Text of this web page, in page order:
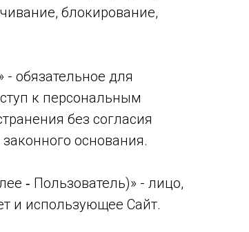
блокирование,
обязательное для
к персональным
без согласия
основания.
‑ Пользователь)» - лицо,
и использующее Сайт.